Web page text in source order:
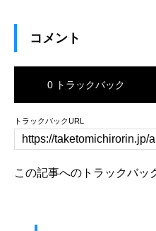
コメント
0 トラックバック
トラックバックURL
この記事へのトラックバッ